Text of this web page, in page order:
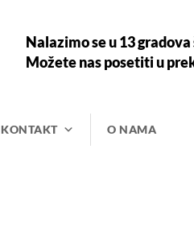
Nalazimo se u 13
Možete nas posetiti u
KONTAKT O NAMA